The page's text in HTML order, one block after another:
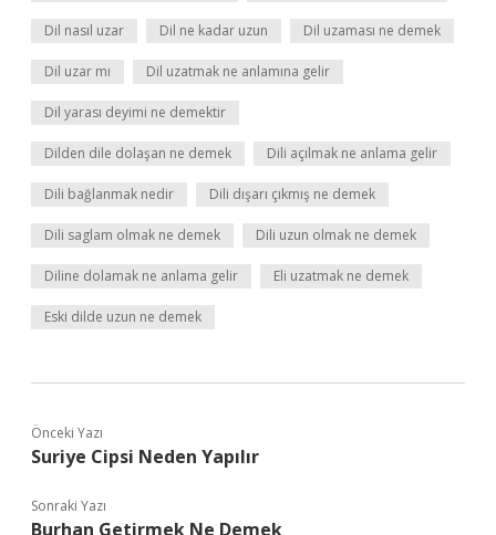
Dil nasıl uzar Dil ne kadar uzun Dil uzaması ne demek
Dil uzar mı Dil uzatmak ne anlamına gelir
Dil yarası deyimi ne demektir
Dilden dile dolaşan ne demek Dili açılmak ne anlama gelir
Dili bağlanmak nedir Dili dışarı çıkmış ne demek
Dili saglam olmak ne demek Dili uzun olmak ne demek
Diline dolamak ne anlama gelir Eli uzatmak ne demek
Eski dilde uzun ne demek
Önceki Yazı
Suriye Cipsi Neden Yapılır
Sonraki Yazı
Burhan Getirmek Ne Demek